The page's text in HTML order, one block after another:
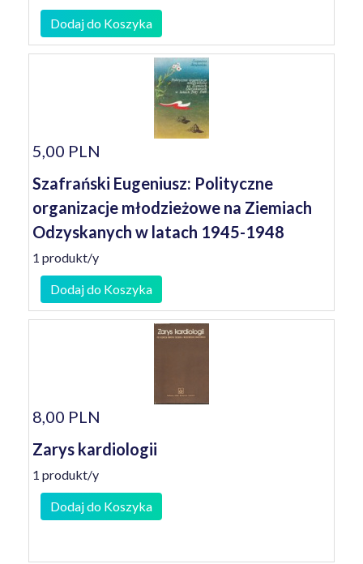
Dodaj do Koszyka
5,00 PLN
Szafrański Eugeniusz: Polityczne
organizacje młodzieżowe na Ziemiach
Odzyskanych w latach 1945-1948
1 produkt/y
Dodaj do Koszyka
8,00 PLN
Zarys kardiologii
1 produkt/y
Dodaj do Koszyka